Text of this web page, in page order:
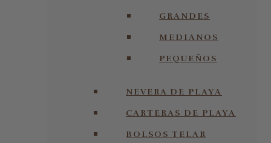
GRANDES
MEDIANOS
PEQUEÑOS
NEVERA DE PLAYA
CARTERAS DE PLAYA
BOLSOS TELAR